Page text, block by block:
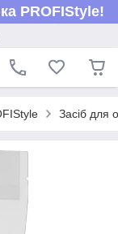
PROFIStyle!
Засіб для